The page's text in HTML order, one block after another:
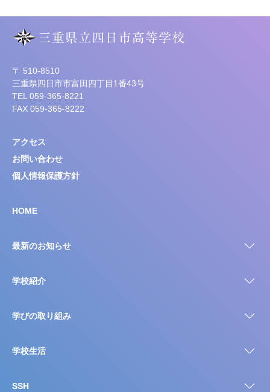
〒 510-8510
三重県四日市市富田四丁目1番43号
TEL 059-365-8221
FAX 059-365-8222
アクセス
お問い合わせ
個人情報保護方針
HOME
最新のお知らせ
学校紹介
学びの取り組み
学校生活
SSH